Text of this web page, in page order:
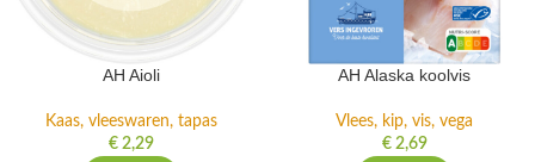
AH Aioli
Kaas, vleeswaren, tapas
€2,29
AH Alaska koolvis
Vlees, kip, vis, vega
€2,69